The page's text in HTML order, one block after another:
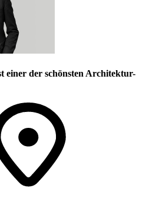
­einer der schönsten ­Architektur-